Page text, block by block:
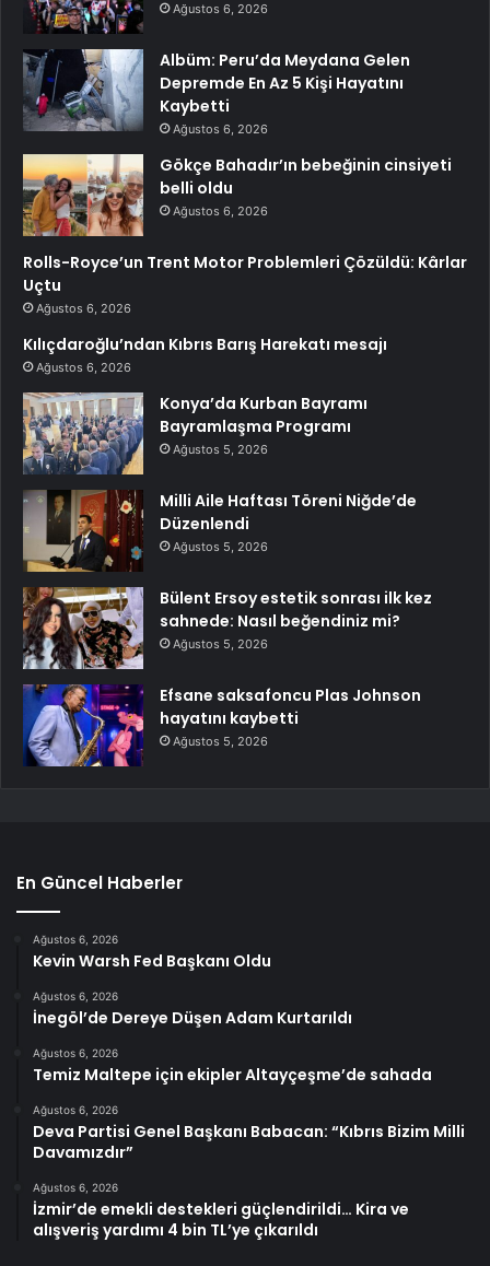
Ağustos 6, 2026
Albüm: Peru’da Meydana Gelen
Depremde En Az 5 Kişi Hayatını
Kaybetti
Ağustos 6, 2026
Gökçe Bahadır’ın bebeğinin cinsiyeti
belli oldu
Ağustos 6, 2026
Rolls-Royce’un Trent Motor Problemleri Çözüldü: Kârlar
Uçtu
Ağustos 6, 2026
Kılıçdaroğlu’ndan Kıbrıs Barış Harekatı mesajı
Ağustos 6, 2026
Konya’da Kurban Bayramı
Bayramlaşma Programı
Ağustos 5, 2026
Milli Aile Haftası Töreni Niğde’de
Düzenlendi
Ağustos 5, 2026
Bülent Ersoy estetik sonrası ilk kez
sahnede: Nasıl beğendiniz mi?
Ağustos 5, 2026
Efsane saksafoncu Plas Johnson
hayatını kaybetti
Ağustos 5, 2026
En Güncel Haberler
Ağustos 6, 2026
Kevin Warsh Fed Başkanı Oldu
Ağustos 6, 2026
İnegöl’de Dereye Düşen Adam Kurtarıldı
Ağustos 6, 2026
Temiz Maltepe için ekipler Altayçeşme’de sahada
Ağustos 6, 2026
Deva Partisi Genel Başkanı Babacan: “Kıbrıs Bizim Milli
Davamızdır”
Ağustos 6, 2026
İzmir’de emekli destekleri güçlendirildi… Kira ve
alışveriş yardımı 4 bin TL’ye çıkarıldı